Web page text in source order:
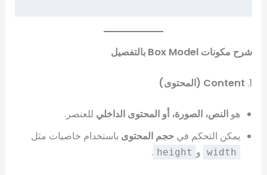
شرح مكونات Box Model بالتفصيل
1. Content (المحتوى)
هوالنص، الصورة، أو المحتوى الداخلي للعنصر.
يمكن التحكم فيحجم المحتوى باستخدام خاصيات مثل
width و height
.